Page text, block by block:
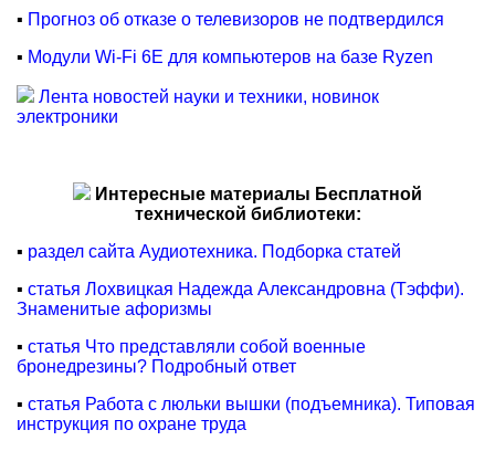
▪ Прогноз об отказе о телевизоров не подтвердился
▪ Модули Wi-Fi 6E для компьютеров на базе Ryzen
Лента новостей науки и техники, новинок
электроники
Интересные материалы Бесплатной
технической библиотеки:
▪ раздел сайта Аудиотехника. Подборка статей
▪ статья Лохвицкая Надежда Александровна (Тэффи).
Знаменитые афоризмы
▪ статья Что представляли собой военные
бронедрезины? Подробный ответ
▪ статья Работа с люльки вышки (подъемника). Типовая
инструкция по охране труда